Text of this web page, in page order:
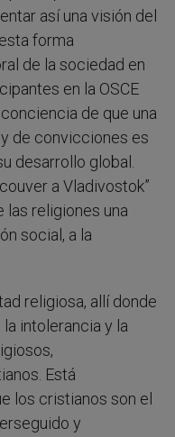
así una visión del
forma
de la sociedad en
en la OSCE
de que una
de convicciones es
desarrollo global.
a Vladivostok”
las religiones una
social, a la
religiosa, allí donde
intolerancia y la
Está
los cristianos son el
y